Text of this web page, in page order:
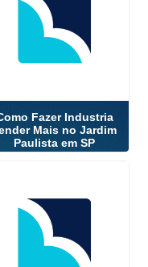
Fazer Industria
Mais no Jardim
Paulista em SP